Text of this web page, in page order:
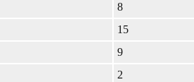
8
15
9
2